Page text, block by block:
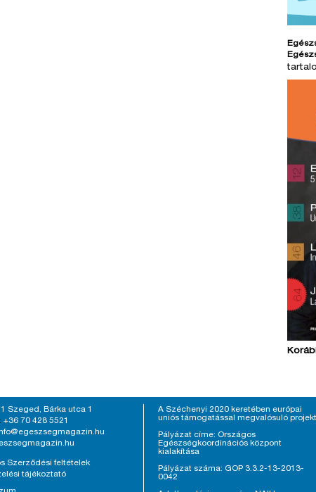
Szeged, Bárka utca 1
+36 70 428 5521
Szerződési feltételek
tájékoztató
A Széchenyi 2020 keretében európai
uniós támogatással megvalósuló
Pályázat címe: Országos
Egészségkoordinációs központ
kialakítása
Pályázat száma: GOP 3.3.2-13-2013-
0042